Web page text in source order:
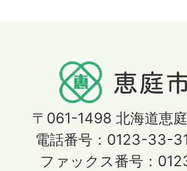
〒061-1498 北海道恵
電話番号：0123-33-
ファックス番号：